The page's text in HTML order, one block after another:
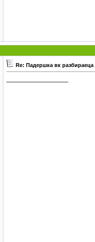
Re: Падершка вк разбираеца